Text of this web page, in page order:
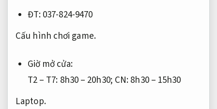
ĐT: 037-824-9470
Cấu hình chơi game.
Giờ mở cửa:
T2 – T7: 8h30 – 20h30; CN: 8h30 – 15h30
Laptop.